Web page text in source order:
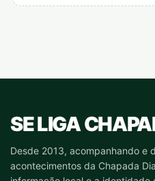
SE LIGA
Desde 2013, acompanhando e
acontecimentos da Chapada